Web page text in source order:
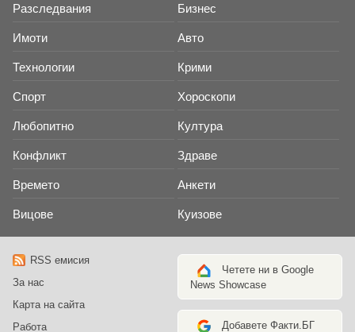
Разследвания Бизнес
Имоти Авто
Технологии Крими
Спорт Хороскопи
Любопитно Култура
Конфликт Здраве
Времето Анкети
Вицове Куизове
RSS емисия
За нас
Карта на сайта
Работа
Четете ни в Google
News Showcase
Добавете Факти.БГ